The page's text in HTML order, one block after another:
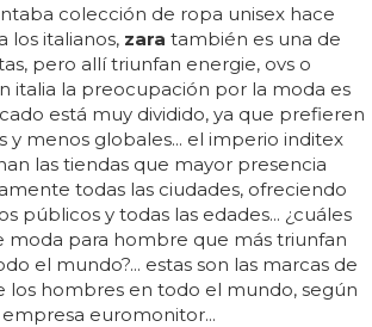
colección de ropa unisex hace
los italianos, zara también es una de
pero allí triunfan energie, ovs o
italia la preocupación por la moda es
está muy dividido, ya que prefieren
y menos globales... el imperio inditex
las tiendas que mayor presencia
todas las ciudades, ofreciendo
públicos y todas las edades... ¿cuáles
moda para hombre que más triunfan
el mundo?... estas son las marcas de
los hombres en todo el mundo, según
euromonitor...